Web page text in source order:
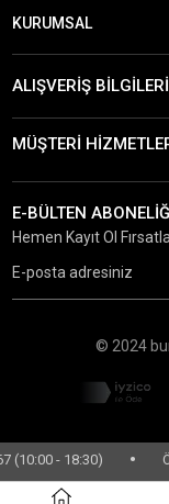
KURUMSAL
ALIŞVERİŞ BİLGİLERİ
MÜŞTERİ
E-BÜLTEN
Hemen Kayıt Ol
© 2024
- 18:30) •